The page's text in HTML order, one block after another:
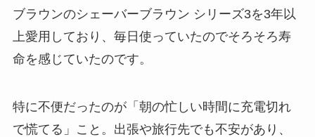
ブラウンのシェーバーブラウン シリーズ3を3年以
上愛用しており、毎日使っていたのでそろそろ寿
命を感じていたのです。
特に不便だったのが「朝の忙しい時間に充電切れ
で慌てる」こと。出張や旅行先でも不安があり、